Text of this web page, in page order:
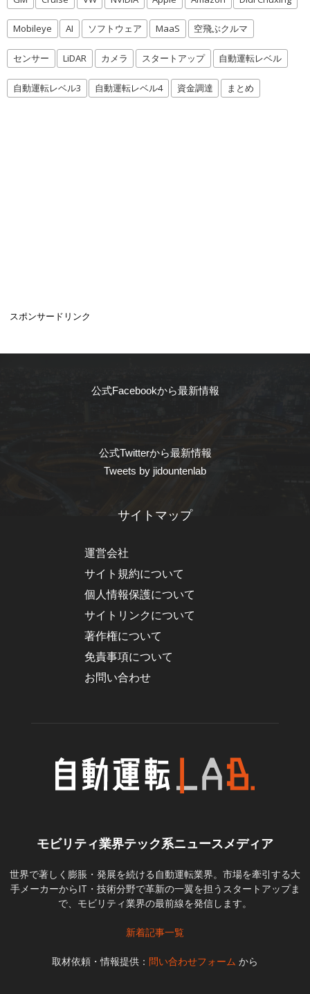
Mobileye AI ソフトウェア MaaS 空飛ぶクルマ
センサー LiDAR カメラ スタートアップ 自動運転レベル
自動運転レベル3 自動運転レベル4 資金調達 まとめ
スポンサードリンク
公式Facebookから最新情報
公式Twitterから最新情報
Tweets by jidountenlab
サイトマップ
運営会社
サイト規約について
個人情報保護について
サイトリンクについて
著作権について
免責事項について
お問い合わせ
モビリティ業界テック系ニュースメディア
世界で著しく膨脹・発展を続ける自動運転業界。市場を牽引する大
手メーカーからIT・技術分野で革新の一翼を担うスタートアップま
で、モビリティ業界の最前線を発信します。
新着記事一覧
取材依頼・情報提供： 問い合わせフォーム から